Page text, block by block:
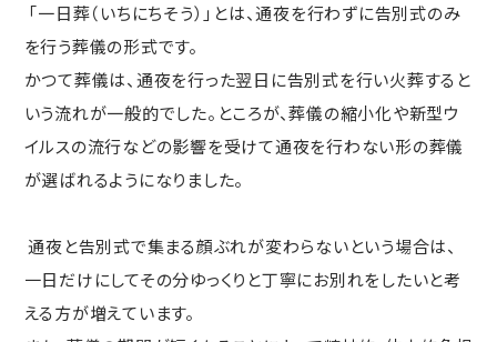
「一日葬（いちにちそう）」とは、通夜を行わずに告別式のみ
を行う葬儀の形式です。
かつて葬儀は、通夜を行った翌日に告別式を行い火葬すると
いう流れが一般的でした。ところが、葬儀の縮小化や新型ウ
イルスの流行などの影響を受けて通夜を行わない形の葬儀
が選ばれるようになりました。
通夜と告別式で集まる顔ぶれが変わらないという場合は、
一日だけにしてその分ゆっくりと丁寧にお別れをしたいと考
える方が増えています。